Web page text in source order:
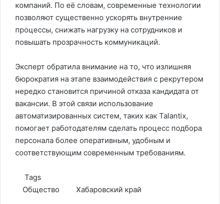
компаний. По её словам, современные технологии
позволяют существенно ускорять внутренние
процессы, снижать нагрузку на сотрудников и
повышать прозрачность коммуникаций.
Эксперт обратила внимание на то, что излишняя
бюрократия на этапе взаимодействия с рекрутером
нередко становится причиной отказа кандидата от
вакансии. В этой связи использование
автоматизированных систем, таких как Talantix,
помогает работодателям сделать процесс подбора
персонала более оперативным, удобным и
соответствующим современным требованиям.
Tags
Общество
Хабаровский край